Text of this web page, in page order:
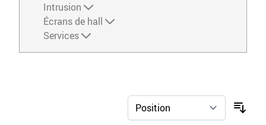
Intrusion
Écrans de hall
Services